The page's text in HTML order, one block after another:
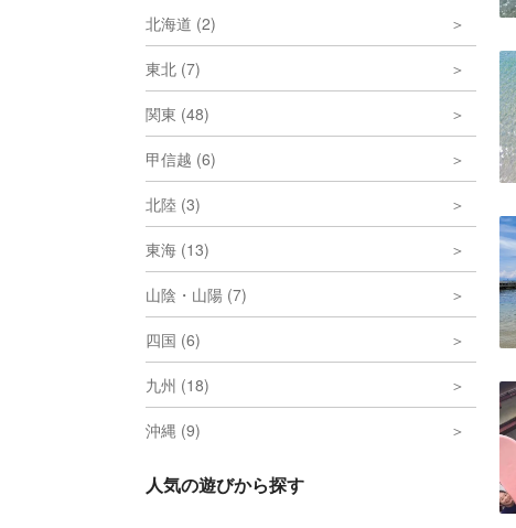
北海道 (2)
東北 (7)
関東 (48)
甲信越 (6)
北陸 (3)
東海 (13)
山陰・山陽 (7)
四国 (6)
九州 (18)
沖縄 (9)
人気の遊びから探す